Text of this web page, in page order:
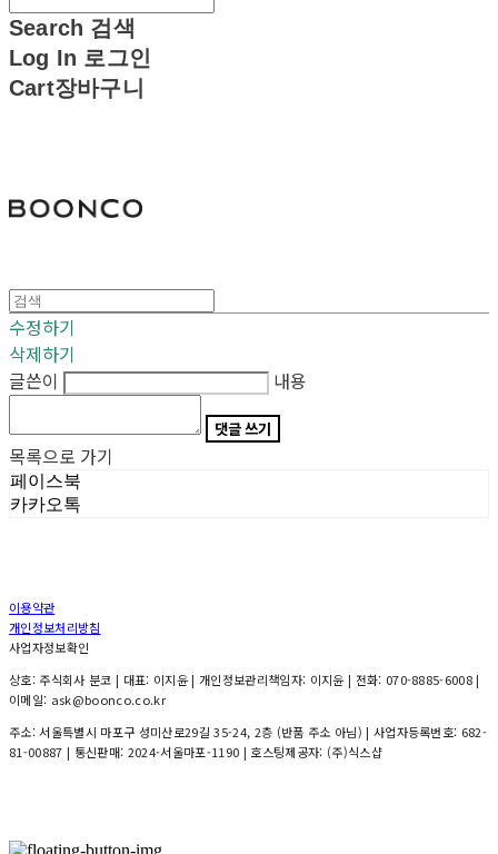
Search 검색
Log In 로그인
Cart장바구니
수정하기
삭제하기
글쓴이
내용
댓글 쓰기
목록으로 가기
페이스북
카카오톡
이용약관
개인정보처리방침
사업자정보확인
상호: 주식회사 분코 | 대표: 이지윤 | 개인정보관리책임자: 이지윤 | 전화: 070-8885-6008 |
이메일: ask@boonco.co.kr
주소: 서울특별시 마포구 성미산로29길 35-24, 2층 (반품 주소 아님) | 사업자등록번호: 682-
81-00887 | 통신판매: 2024-서울마포-1190 | 호스팅제공자: (주)식스샵